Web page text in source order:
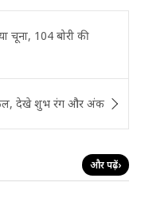
चूना, 104 बोरी की
देखे शुभ रंग और अंक
और पढ़ें›